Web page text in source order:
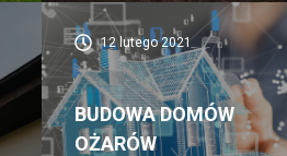
12 lutego 2021
BUDOWA DOMÓW
OŻARÓW